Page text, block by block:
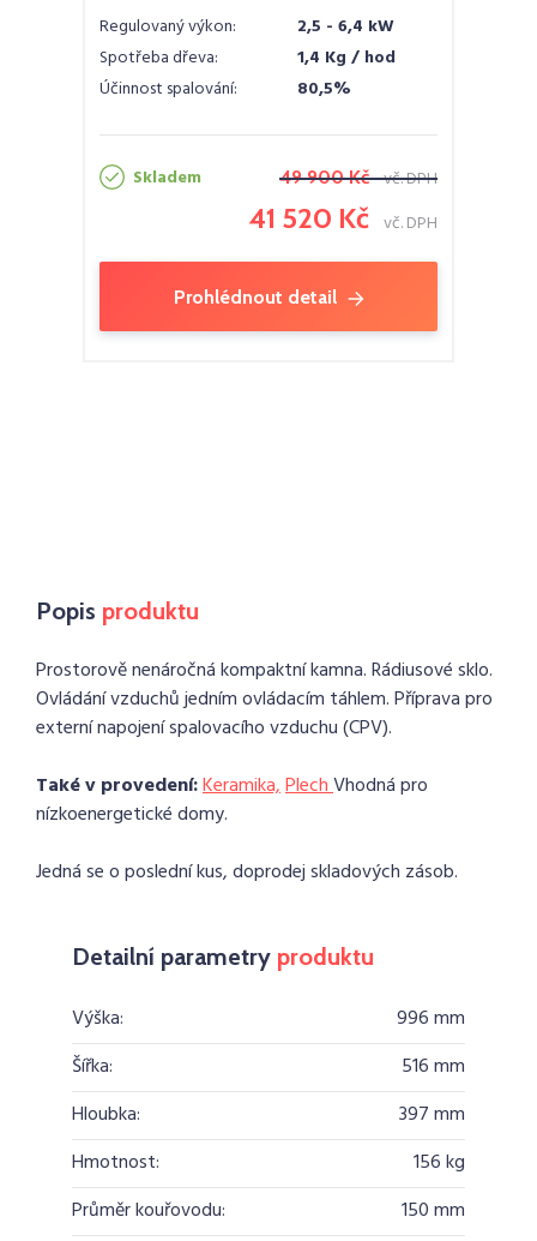
Regulovaný výkon:
2,5 - 6,4 kW
Spotřeba dřeva:
1,4 Kg / hod
Účinnost spalování:
80,5%
Skladem 49 900 Kč vč. DPH
41 520 Kč vč. DPH
Prohlédnout detail
Popis produktu
Prostorově nenáročná kompaktní kamna. Rádiusové sklo.
Ovládání vzduchů jedním ovládacím táhlem. Příprava pro
externí napojení spalovacího vzduchu (CPV).
Také v provedení:Keramika,PlechVhodná pro
nízkoenergetické domy.
Jedná se o poslední kus, doprodej skladových zásob.
Detailní parametry produktu
Výška:
996 mm
Šířka:
516 mm
Hloubka:
397 mm
Hmotnost:
156 kg
Průměr kouřovodu:
150 mm